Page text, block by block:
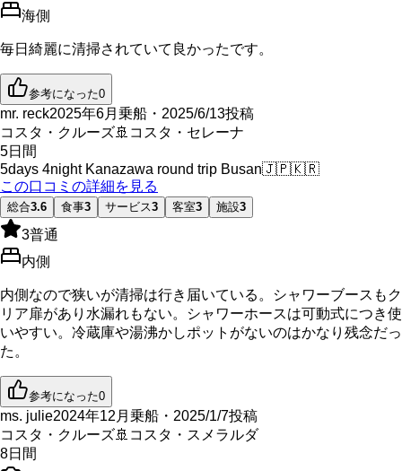
海側
毎日綺麗に清掃されていて良かったです。
参考になった0
mr. reck2025年6月乗船・2025/6/13投稿
コスタ・クルーズ🚢 コスタ・セレーナ
5日間
5days 4night Kanazawa round trip Busan🇯🇵🇰🇷
この口コミの詳細を見る
総合3.6 食事3 サービス3 客室3 施設3
3普通
内側
内側なので狭いが清掃は行き届いている。シャワーブースもク
リア扉があり水漏れもない。シャワーホースは可動式につき使
いやすい。冷蔵庫や湯沸かしポットがないのはかなり残念だっ
た。
参考になった0
ms. julie2024年12月乗船・2025/1/7投稿
コスタ・クルーズ🚢 コスタ・スメラルダ
8日間